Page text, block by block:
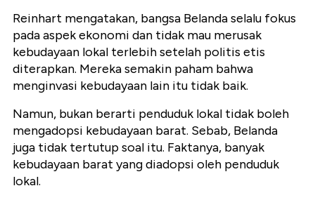
Reinhart mengatakan, bangsa Belanda selalu fokus
pada aspek ekonomi dan tidak mau merusak
kebudayaan lokal terlebih setelah politis etis
diterapkan. Mereka semakin paham bahwa
menginvasi kebudayaan lain itu tidak baik.
Namun, bukan berarti penduduk lokal tidak boleh
mengadopsi kebudayaan barat. Sebab, Belanda
juga tidak tertutup soal itu. Faktanya, banyak
kebudayaan barat yang diadopsi oleh penduduk
lokal.